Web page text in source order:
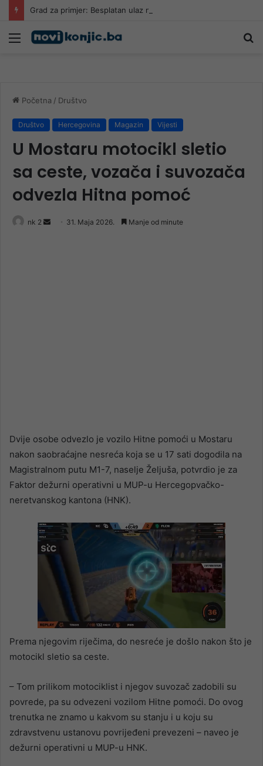
Meni
Početna / Društvo
Društvo Hercegovina Magazin Vijesti
U Mostaru motocikl sletio
sa ceste, vozača i suvozača
odvezla Hitna pomoć
nk 2
Send 31. Maja 2026. Manje od minute
Dvije osobe odvezlo je vozilo Hitne pomoći u Mostaru
nakon saobraćajne nesreća koja se u 17 sati dogodila na
Magistralnom putu M1-7, naselje Željuša, potvrdio je za
Faktor dežurni operativni u MUP-u Hercegopvačko-
neretvanskog kantona (HNK).
Prema njegovim riječima, do nesreće je došlo nakon što je
motocikl sletio sa ceste.
– Tom prilikom motociklist i njegov suvozač zadobili su
povrede, pa su odvezeni vozilom Hitne pomoći. Do ovog
trenutka ne znamo u kakvom su stanju i u koju su
zdravstvenu ustanovu povrijeđeni prevezeni – naveo je
dežurni operativni u MUP-u HNK.